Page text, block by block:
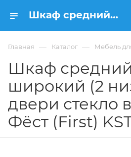
Шкаф средний широкий (2 низкие двери стекло в раме) Фёст (First) KST-2.2 R купить в Москве, цена 23 610 ₽. - интернет-магазин ФРАНКОМ
Главная — Каталог — Мебель
Шкаф средний
широкий (2
двери стекло
Фёст (First)